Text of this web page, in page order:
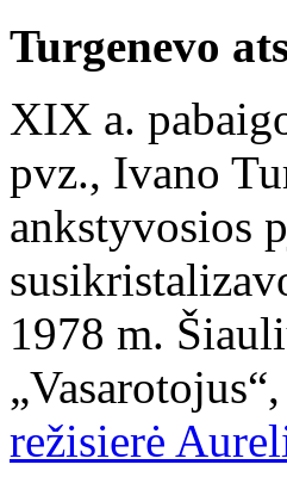
Turgenevo
XIX a.
pvz., Ivano
ankstyvosios
1978 m.
režisierė